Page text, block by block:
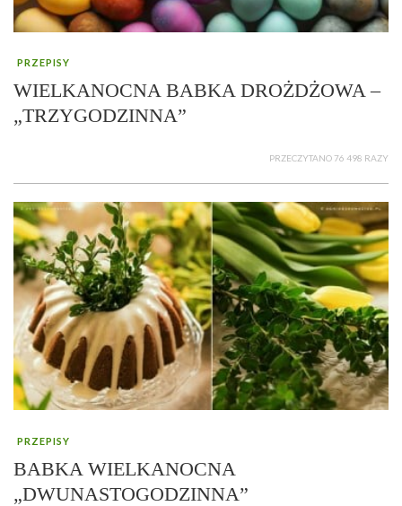
PRZEPISY
WIELKANOCNA BABKA DROŻDŻOWA –
„TRZYGODZINNA”
PRZECZYTANO 76 498 RAZY
PRZEPISY
BABKA WIELKANOCNA
„DWUNASTOGODZINNA”